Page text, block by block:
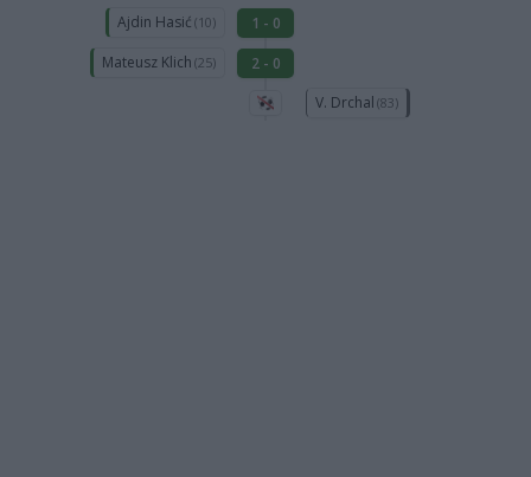
Ajdin Hasić (10)
1 - 0
Mateusz Klich (25)
2 - 0
V. Drchal (83)